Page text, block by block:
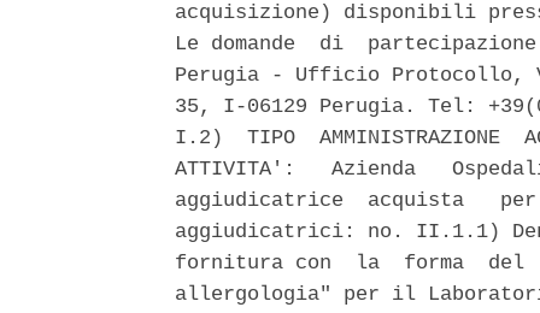
acquisizione) disponibili
Le domande  di
Perugia - Ufficio
35, I-06129 Perugia. Tel:
I.2)  TIPO  AMMINISTRAZIONE
ATTIVITA':   Azienda
aggiudicatrice  acquista
aggiudicatrici: no. II.1.1)
fornitura con  la  forma  del
allergologia" per il